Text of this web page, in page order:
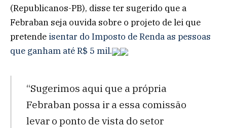
(Republicanos-PB), disse ter sugerido que a
Febraban seja ouvida sobre o projeto de lei que
pretende isentar do Imposto de Renda as pessoas
que ganham até R$ 5 mil.
“Sugerimos aqui que a própria
Febraban possa ir a essa comissão
levar o ponto de vista do setor